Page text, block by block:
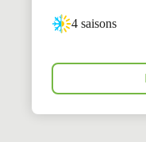
4 saisons